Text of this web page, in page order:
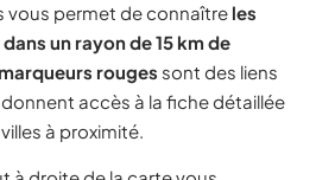
vous permet de connaître les
un rayon de 15 km de
marqueurs rouges sont des liens
accès à la fiche détaillée
à proximité.